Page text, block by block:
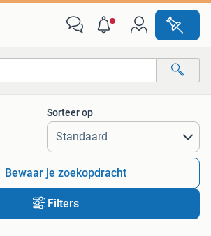
Alle afstanden…
Sorteer op
Bewaar je zoekopdracht
Filters